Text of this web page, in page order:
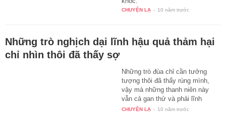
CHUYỆN LẠ - 10 năm trước
Những trò nghịch dại lĩnh hậu quả thảm hại
chỉ nhìn thôi đã thấy sợ
Những trò đùa chỉ cần tưởng
tượng thôi đã thấy rùng mình,
vậy mà những thanh niên này
vẫn cả gan thử và phải lĩnh
hậu…
CHUYỆN LẠ - 10 năm trước